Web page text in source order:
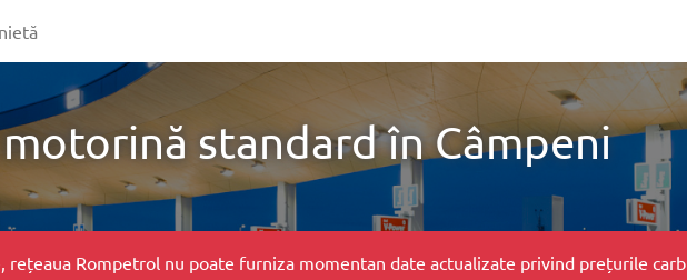
standard în Câmpeni
rețeaua Rompetrol nu poate furniza momentan date actualizate privind prețurile